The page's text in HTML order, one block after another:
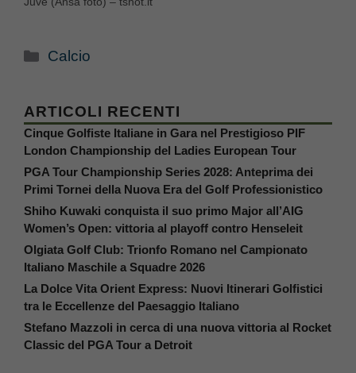
Categorie
Calcio
ARTICOLI RECENTI
Cinque Golfiste Italiane in Gara nel Prestigioso PIF
London Championship del Ladies European Tour
PGA Tour Championship Series 2028: Anteprima dei
Primi Tornei della Nuova Era del Golf Professionistico
Shiho Kuwaki conquista il suo primo Major all’AIG
Women’s Open: vittoria al playoff contro Henseleit
Olgiata Golf Club: Trionfo Romano nel Campionato
Italiano Maschile a Squadre 2026
La Dolce Vita Orient Express: Nuovi Itinerari Golfistici
tra le Eccellenze del Paesaggio Italiano
Stefano Mazzoli in cerca di una nuova vittoria al Rocket
Classic del PGA Tour a Detroit